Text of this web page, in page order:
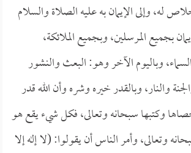
له، وإلى الإيمان به عليه الصلاة والسلام
بجميع المرسلين، وبجميع الملائكة،
وباليوم الآخر وهو: البعث والنشور
والنار، وبالقدر خيره وشره وأن الله قدر
وكتبها سبحانه وتعالى، فكل شيء يقع هو
وتعالى، وأمر الناس أن يقولوا: (لا إله إلا